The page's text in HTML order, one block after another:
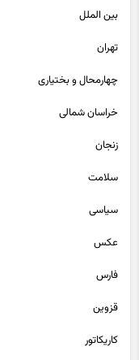
تهران
چهارمحال و بختیاری
خراسان شمالی
زنجان
سلامت
سیاسی
عکس
فارس
قزوین
کاریکاتور
کرمان